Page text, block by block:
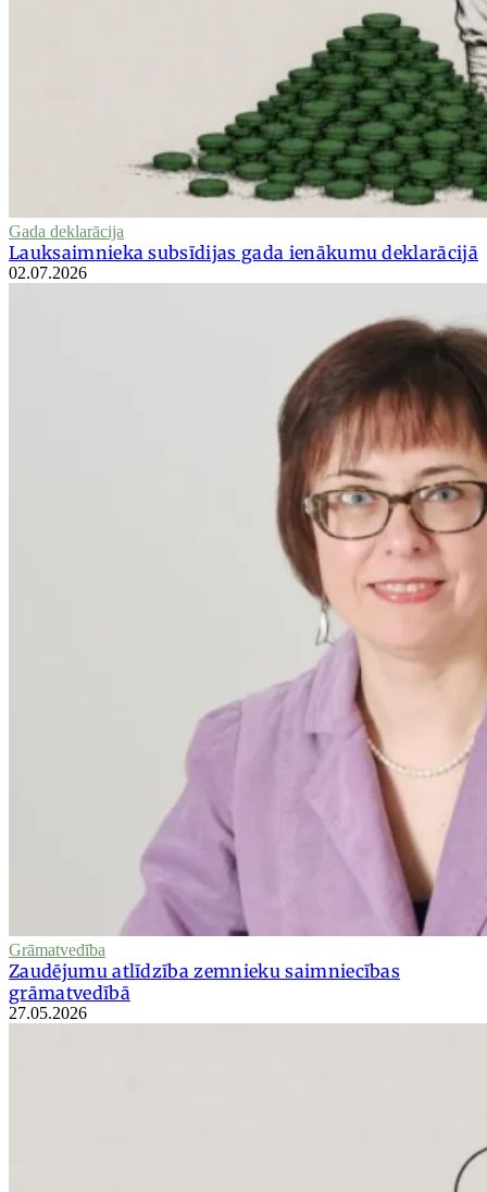
Gada deklarācija
Lauksaimnieka subsīdijas gada ienākumu deklarācijā
02.07.2026
Grāmatvedība
Zaudējumu atlīdzība zemnieku saimniecības
grāmatvedībā
27.05.2026